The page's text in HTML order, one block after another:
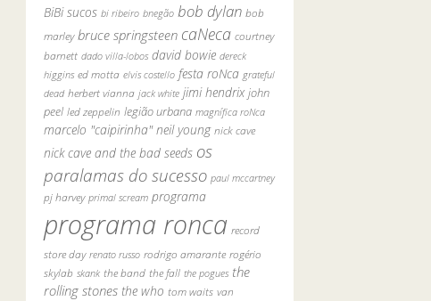
BiBi sucos bi ribeiro bnegão bob dylan bob
marley bruce springsteen caNeca courtney
barnett dado villa-lobos david bowie dereck
higgins ed motta elvis costello festa roNca grateful
dead herbert vianna jack white jimi hendrix john
peel led zeppelin legião urbana magnífica roNca
marcelo "caipirinha" neil young nick cave
nick cave and the bad seeds os
paralamas do sucesso paul mccartney
pj harvey primal scream programa
programa ronca record
store day renato russo rodrigo amarante rogério
skylab skank the band the fall the pogues the
rolling stones the who tom waits van